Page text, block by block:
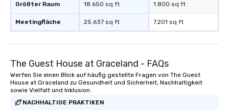
Größter Raum
Meetingfläche
18.650 sq ft
25.637 sq ft
1.800 sq ft
7.201 sq ft
The Guest House at Graceland - FAQs
Werfen Sie einen Blick auf häufig gestellte Fragen von The Guest
House at Graceland zu Gesundheit und Sicherheit, Nachhaltigkeit
sowie Vielfalt und Inklusion.
NACHHALTIGE PRAKTIKEN